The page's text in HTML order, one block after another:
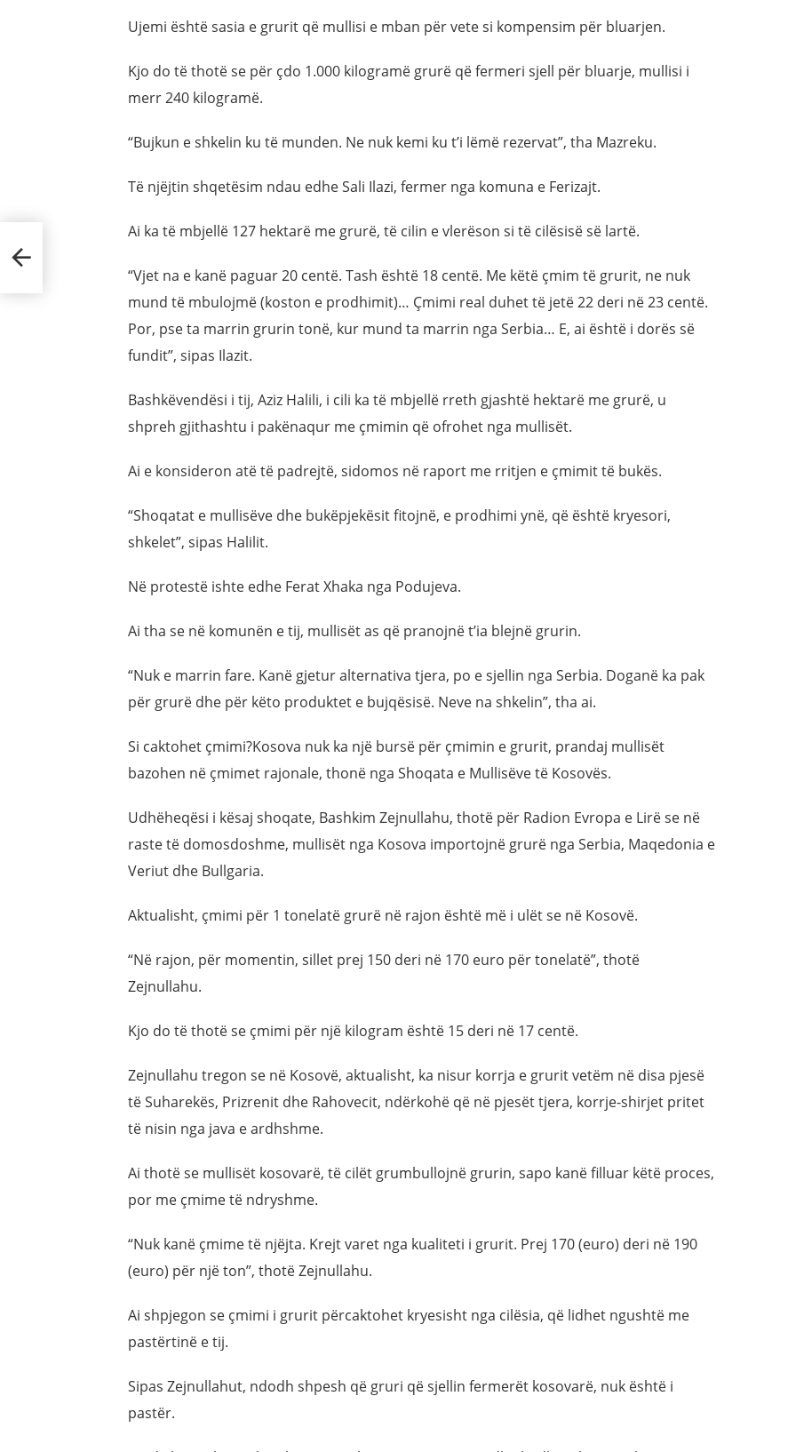
Ujemi është sasia e grurit që mullisi e mban për vete si kompensim për bluarjen.
Kjo do të thotë se për çdo 1.000 kilogramë grurë që fermeri sjell për bluarje, mullisi i
merr 240 kilogramë.
“Bujkun e shkelin ku të munden. Ne nuk kemi ku t’i lëmë rezervat”, tha Mazreku.
Të njëjtin shqetësim ndau edhe Sali Ilazi, fermer nga komuna e Ferizajt.
Ai ka të mbjellë 127 hektarë me grurë, të cilin e vlerëson si të cilësisë së lartë.
“Vjet na e kanë paguar 20 centë. Tash është 18 centë. Me këtë çmim të grurit, ne nuk
mund të mbulojmë (koston e prodhimit)… Çmimi real duhet të jetë 22 deri në 23 centë.
Por, pse ta marrin grurin tonë, kur mund ta marrin nga Serbia… E, ai është i dorës së
fundit”, sipas Ilazit.
Bashkëvendësi i tij, Aziz Halili, i cili ka të mbjellë rreth gjashtë hektarë me grurë, u
shpreh gjithashtu i pakënaqur me çmimin që ofrohet nga mullisët.
Ai e konsideron atë të padrejtë, sidomos në raport me rritjen e çmimit të bukës.
“Shoqatat e mullisëve dhe bukëpjekësit fitojnë, e prodhimi ynë, që është kryesori,
shkelet”, sipas Halilit.
Në protestë ishte edhe Ferat Xhaka nga Podujeva.
Ai tha se në komunën e tij, mullisët as që pranojnë t’ia blejnë grurin.
“Nuk e marrin fare. Kanë gjetur alternativa tjera, po e sjellin nga Serbia. Doganë ka pak
për grurë dhe për këto produktet e bujqësisë. Neve na shkelin”, tha ai.
Si caktohet çmimi?Kosova nuk ka një bursë për çmimin e grurit, prandaj mullisët
bazohen në çmimet rajonale, thonë nga Shoqata e Mullisëve të Kosovës.
Udhëheqësi i kësaj shoqate, Bashkim Zejnullahu, thotë për Radion Evropa e Lirë se në
raste të domosdoshme, mullisët nga Kosova importojnë grurë nga Serbia, Maqedonia e
Veriut dhe Bullgaria.
Aktualisht, çmimi për 1 tonelatë grurë në rajon është më i ulët se në Kosovë.
“Në rajon, për momentin, sillet prej 150 deri në 170 euro për tonelatë”, thotë
Zejnullahu.
Kjo do të thotë se çmimi për një kilogram është 15 deri në 17 centë.
Zejnullahu tregon se në Kosovë, aktualisht, ka nisur korrja e grurit vetëm në disa pjesë
të Suharekës, Prizrenit dhe Rahovecit, ndërkohë që në pjesët tjera, korrje-shirjet pritet
të nisin nga java e ardhshme.
Ai thotë se mullisët kosovarë, të cilët grumbullojnë grurin, sapo kanë filluar këtë proces,
por me çmime të ndryshme.
“Nuk kanë çmime të njëjta. Krejt varet nga kualiteti i grurit. Prej 170 (euro) deri në 190
(euro) për një ton”, thotë Zejnullahu.
Ai shpjegon se çmimi i grurit përcaktohet kryesisht nga cilësia, që lidhet ngushtë me
pastërtinë e tij.
Sipas Zejnullahut, ndodh shpesh që gruri që sjellin fermerët kosovarë, nuk është i
pastër.